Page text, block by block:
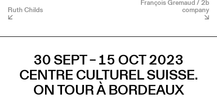
Ruth Childs
François Gremaud / 2b
company
30 SEPT – 15 OCT 2023
CENTRE CULTUREL SUISSE.
ON TOUR À BORDEAUX